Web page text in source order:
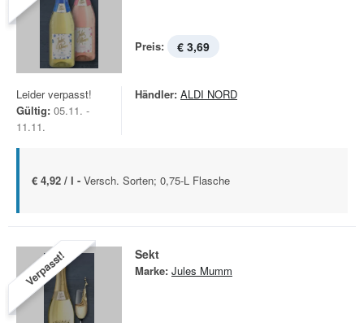
Preis: € 3,69
Leider verpasst!
Gültig: 05.11. -
11.11.
Händler: ALDI NORD
€ 4,92 / l - Versch. Sorten; 0,75-L Flasche
Verpasst! Sekt
Marke: Jules Mumm